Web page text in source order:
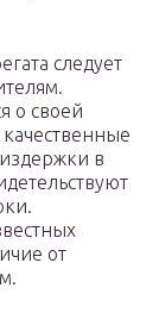
следует
о своей
в
от